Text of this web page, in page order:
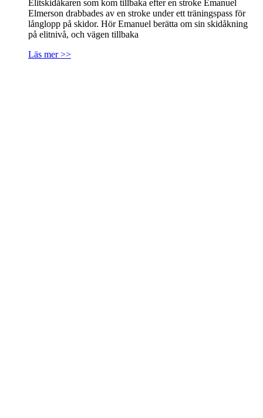
Elitskidåkaren som kom tillbaka efter en stroke Emanuel
Elmerson drabbades av en stroke under ett träningspass för
långlopp på skidor. Hör Emanuel berätta om sin skidåkning
på elitnivå, och vägen tillbaka
Läs mer >>